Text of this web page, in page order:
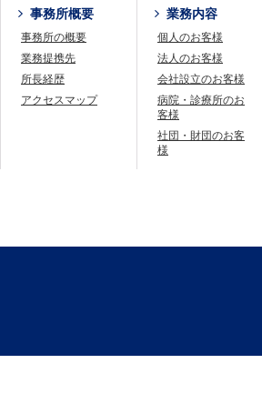
事務所概要
事務所の概要
業務提携先
所長経歴
アクセスマップ
業務内容
個人のお客様
法人のお客様
会社設立のお客様
病院・診療所のお
客様
社団・財団のお客
様